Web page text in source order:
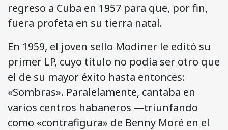
regreso a Cuba en 1957 para que, por fin,
fuera profeta en su tierra natal.
En 1959, el joven sello Modiner le editó su
primer LP, cuyo título no podía ser otro que
el de su mayor éxito hasta entonces:
«Sombras». Paralelamente, cantaba en
varios centros habaneros —triunfando
como «contrafigura» de Benny Moré en el